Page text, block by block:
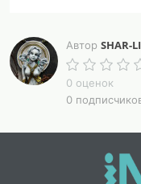
Автор SHAR-
0 оценок
0